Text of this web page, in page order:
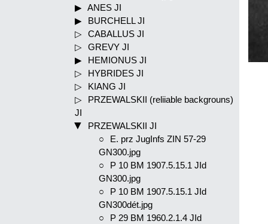
ANES JI
BURCHELL JI
CABALLUS JI
GREVY JI
HEMIONUS JI
HYBRIDES JI
KIANG JI
PRZEWALSKII (reliiable backgrouns)
JI
PRZEWALSKII JI
E. prz JugInfs ZIN 57-29
GN300.jpg
P 10 BM 1907.5.15.1 JId
GN300.jpg
P 10 BM 1907.5.15.1 JId
GN300dét.jpg
P 29 BM 1960.2.1.4 JId